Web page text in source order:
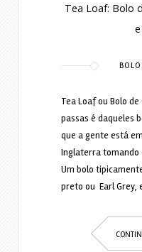
Tea Loaf: Bolo
Tea Loaf ou Bolo
passas é daqueles
que a gente está
Inglaterra tomando
Um bolo
preto ou Earl Grey,